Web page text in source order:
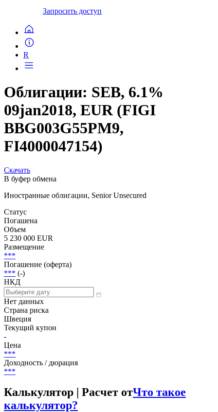
Запросить доступ
R
Облигации: SEB, 6.1%
09jan2018, EUR (FIGI
BBG003G55PM9,
FI4000047154)
Скачать
В буфер обмена
Иностранные облигации, Senior Unsecured
Статус
Погашена
Объем
5 230 000 EUR
Размещение
***
Погашение (оферта)
*** (-)
НКД
Нет данных
Страна риска
Швеция
Текущий купон
-
Цена
***
Доходность / дюрация
***
Калькулятор | Расчет отЧто такое
калькулятор?